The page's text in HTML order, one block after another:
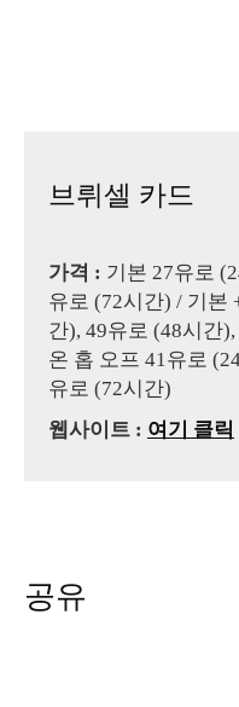
브뤼셀 카드
가격 : 기본 27유로
유로 (72시간) / 기본
간), 49유로 (48시간
온 홉 오프 41유로
유로 (72시간)
웹사이트 : 여기 클릭
공유